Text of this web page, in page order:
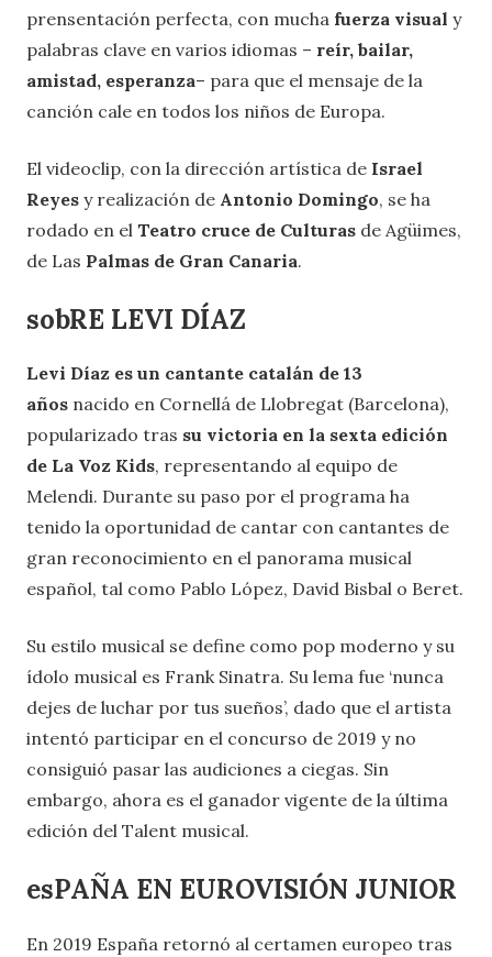
prensentación perfecta, con mucha fuerza visual y
palabras clave en varios idiomas – reír, bailar,
amistad, esperanza– para que el mensaje de la
canción cale en todos los niños de Europa.
El videoclip, con la dirección artística de Israel
Reyes y realización de Antonio Domingo, se ha
rodado en el Teatro cruce de Culturas de Agüimes,
de Las Palmas de Gran Canaria.
sobRE LEVI DÍAZ
Levi Díaz es un cantante catalán de 13
años nacido en Cornellá de Llobregat (Barcelona),
popularizado tras su victoria en la sexta edición
de La Voz Kids, representando al equipo de
Melendi. Durante su paso por el programa ha
tenido la oportunidad de cantar con cantantes de
gran reconocimiento en el panorama musical
español, tal como Pablo López, David Bisbal o Beret.
Su estilo musical se define como pop moderno y su
ídolo musical es Frank Sinatra. Su lema fue ‘nunca
dejes de luchar por tus sueños’, dado que el artista
intentó participar en el concurso de 2019 y no
consiguió pasar las audiciones a ciegas. Sin
embargo, ahora es el ganador vigente de la última
edición del Talent musical.
esPAÑA EN EUROVISIÓN JUNIOR
En 2019 España retornó al certamen europeo tras